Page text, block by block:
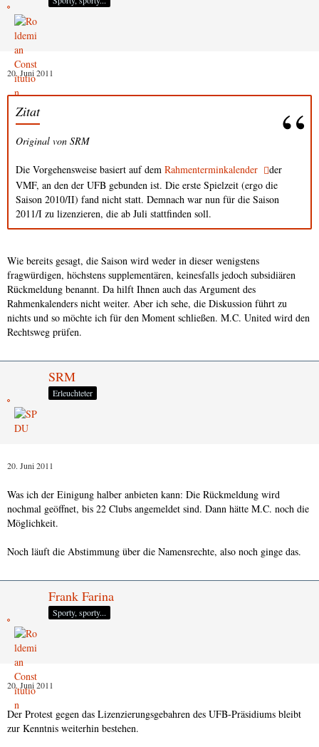
20. Juni 2011
Zitat
Original von SRM
Die Vorgehensweise basiert auf dem Rahmenterminkalender
der
VMF, an den der UFB gebunden ist. Die erste Spielzeit (ergo die
Saison 2010/II) fand nicht statt. Demnach war nun für die Saison
2011/I zu lizenzieren, die ab Juli stattfinden soll.
Wie bereits gesagt, die Saison wird weder in dieser wenigstens
fragwürdigen, höchstens supplementären, keinesfalls jedoch subsidiären
Rückmeldung benannt. Da hilft Ihnen auch das Argument des
Rahmenkalenders nicht weiter. Aber ich sehe, die Diskussion führt zu
nichts und so möchte ich für den Moment schließen. M.C. United wird den
Rechtsweg prüfen.
SRM
Erleuchteter
20. Juni 2011
Was ich der Einigung halber anbieten kann: Die Rückmeldung wird
nochmal geöffnet, bis 22 Clubs angemeldet sind. Dann hätte M.C. noch die
Möglichkeit.
Noch läuft die Abstimmung über die Namensrechte, also noch ginge das.
Frank Farina
Sporty, sporty...
20. Juni 2011
Der Protest gegen das Lizenzierungsgebahren des UFB-Präsidiums bleibt
zur Kenntnis weiterhin bestehen.